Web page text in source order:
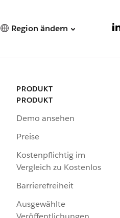
Region ändern
PRODUKT
PRODUKT
Demo ansehen
Preise
Kostenpflichtig im
Vergleich zu Kostenlos
Barrierefreiheit
Ausgewählte